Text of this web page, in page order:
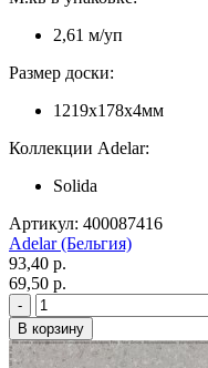
2,61 м/уп
Размер доски:
1219x178x4мм
Коллекции Adelar:
Solida
Артикул: 400087416
Adelar (Бельгия)
93,40 p.
69,50 p.